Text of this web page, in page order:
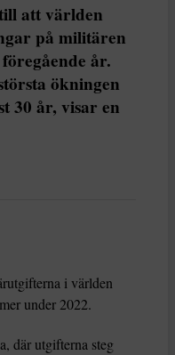
att världen
på militären
år.
ökningen
30 år, visar en
i världen
under 2022.
där utgifterna steg